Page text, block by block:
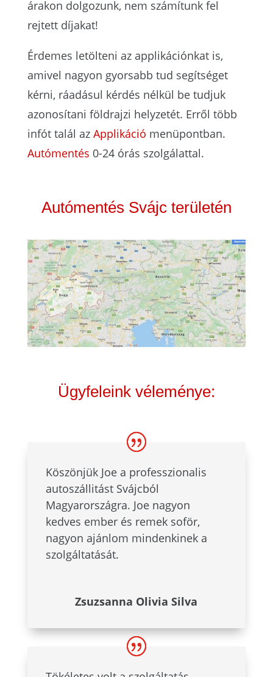
árakon dolgozunk, nem számítunk fel
rejtett díjakat!
Érdemes letölteni az applikációnkat is,
amivel nagyon gyorsabb tud segítséget
kérni, ráadásul kérdés nélkül be tudjuk
azonosítani földrajzi helyzetét. Erről több
infót talál az Applikáció menüpontban.
Autómentés 0-24 órás szolgálattal.
Autómentés Svájc területén
Ügyfeleink véleménye:
Köszönjük Joe a professzionalis
autoszállitást Svájcból
Magyarországra. Joe nagyon
kedves ember és remek soför,
nagyon ajánlom mindenkinek a
szolgáltatását.
Zsuzsanna Olivia Silva